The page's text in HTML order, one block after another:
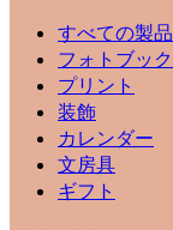
すべての製品
フォトブック
プリント
装飾
カレンダー
文房具
ギフト